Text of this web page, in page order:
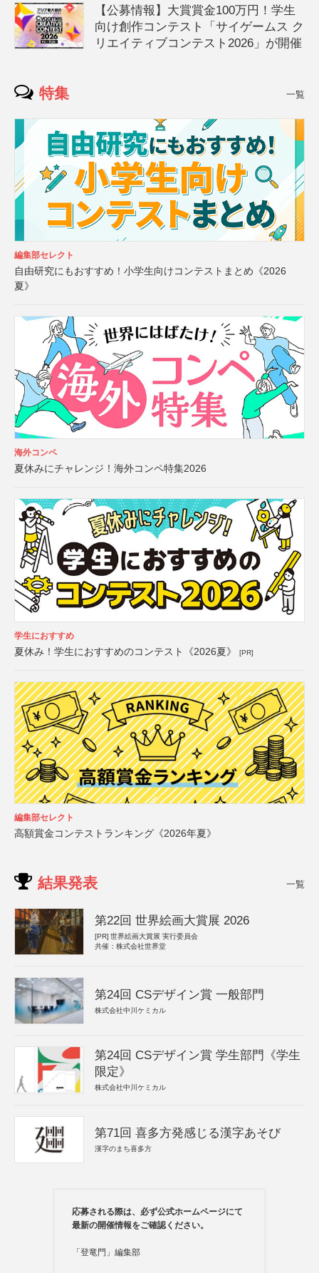
【公募情報】大賞賞金100万円！学生
向け創作コンテスト「サイゲームス ク
リエイティブコンテスト2026」が開催
特集 一覧
編集部セレクト
自由研究にもおすすめ！小学生向けコンテストまとめ《2026
夏》
海外コンペ
夏休みにチャレンジ！海外コンペ特集2026
学生におすすめ
夏休み！学生におすすめのコンテスト《2026夏》 [PR]
編集部セレクト
高額賞金コンテストランキング《2026年夏》
結果発表 一覧
第22回 世界絵画大賞展 2026
[PR] 世界絵画大賞展 実行委員会
共催：株式会社世界堂
第24回 CSデザイン賞 一般部門
株式会社中川ケミカル
第24回 CSデザイン賞 学生部門《学生
限定》
株式会社中川ケミカル
第71回 喜多方発感じる漢字あそび
漢字のまち喜多方
応募される際は、必ず公式ホームページにて
最新の開催情報をご確認ください。
「登竜門」編集部